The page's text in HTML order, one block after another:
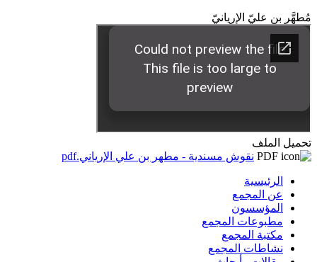
مُطهَّر بن عليّ الإريانيّ
تحميل الملف
نقوش مسندية - مطهر بن علي الإرياني.pdf
الرئيسية
عن المجمع
المؤسسون
مطبوعات المجمع
مكتبة المجمع
نشاطات المجمع